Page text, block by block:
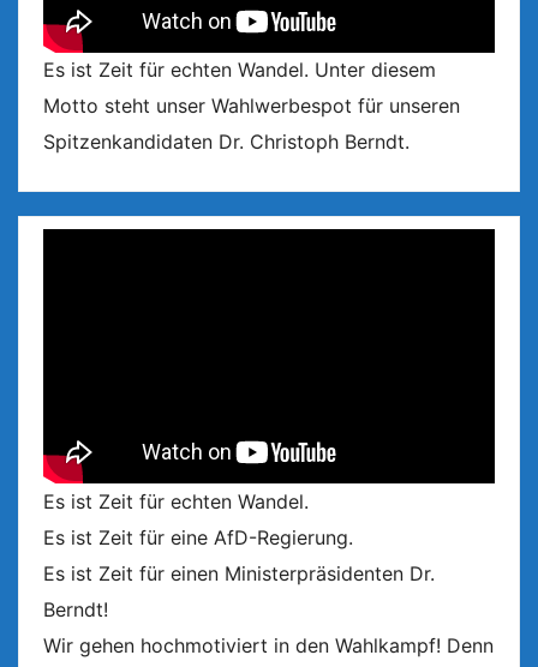
Es ist Zeit für echten Wandel. Unter diesem
Motto steht unser Wahlwerbespot für unseren
Spitzenkandidaten Dr. Christoph Berndt.
Es ist Zeit für echten Wandel.
Es ist Zeit für eine AfD-Regierung.
Es ist Zeit für einen Ministerpräsidenten Dr.
Berndt!
Wir gehen hochmotiviert in den Wahlkampf! Denn